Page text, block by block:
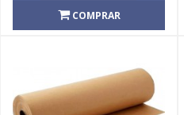
COMPRAR